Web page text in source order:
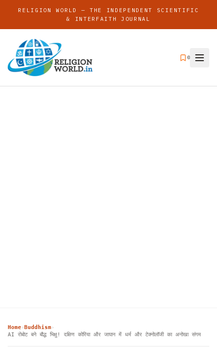
RELIGION WORLD — THE INDEPENDENT SCIENTIFIC
& INTERFAITH JOURNAL
0
Home› Buddhism›
AI रोबोट बने बौद्ध भिक्षु! दक्षिण कोरिया और जापान में धर्म और टेक्नोलॉजी का अनोखा संगम